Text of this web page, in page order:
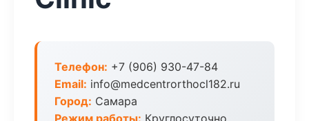
Телефон: +7 (906) 930-47-84
Email: info@medcentrorthocl182.ru
Город: Самара
Режим работы: Круглосуточно